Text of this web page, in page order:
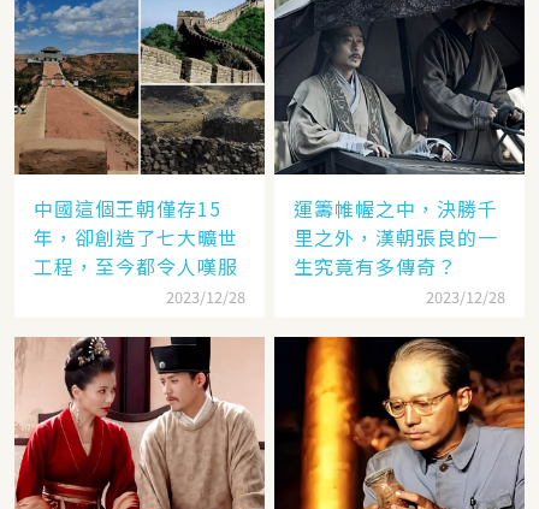
中國這個王朝僅存15
年，卻創造了七大曠世
工程，至今都令人嘆服
2023/12/28
運籌帷幄之中，決勝千
里之外，漢朝張良的一
生究竟有多傳奇？
2023/12/28